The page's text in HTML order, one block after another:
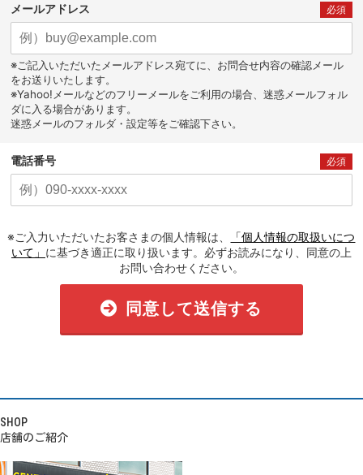
メールアドレス 必須
※ご記入いただいたメールアドレス宛てに、お問合せ内容の確認メール
をお送りいたします。
※Yahoo!メールなどのフリーメールをご利用の場合、迷惑メールフォル
ダに入る場合があります。
迷惑メールのフォルダ・設定等をご確認下さい。
電話番号 必須
※ご入力いただいたお客さまの個人情報は、
「個人情報の取扱いにつ
いて」 に基づき適正に取り扱います。必ずお読みになり、同意の上
お問い合わせください。
同意して送信する
SHOP
店舗のご紹介